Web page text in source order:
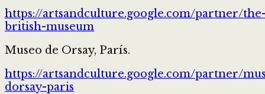
https://artsandculture.google.com/partner/
british-museum
Museo de Orsay, París.
https://artsandculture.google.com/partner/
dorsay-paris